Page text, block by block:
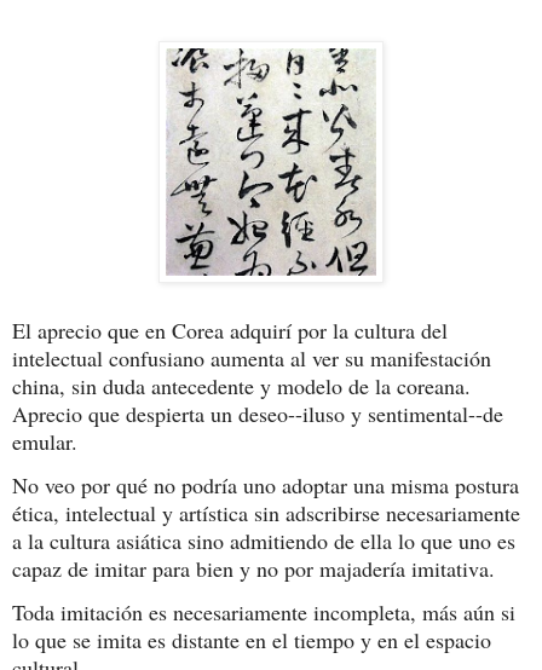
El aprecio que en Corea adquirí por la cultura del
intelectual confusiano aumenta al ver su manifestación
china, sin duda antecedente y modelo de la coreana.
Aprecio que despierta un deseo--iluso y sentimental--de
No veo por qué no podría uno adoptar una misma postura
ética, intelectual y artística sin adscribirse necesariamente
a la cultura asiática sino admitiendo de ella lo que uno es
Toda imitación es necesariamente incompleta, más aún si
lo que se imita es distante en el tiempo y en el espacio